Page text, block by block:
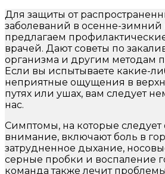
Для защиты от
заболеваний в осенне-
предлагаем
врачей. Дают советы по
организма и другим методам
Если вы испытываете какие-
неприятные ощущения в
путях или ушах, вам следует
нас.
Симптомы, на которые следует
внимание, включают боль в
затрудненное дыхание,
серные пробки и воспаление
команда также лечит